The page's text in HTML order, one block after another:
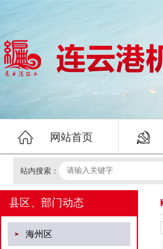
 网站首页 
站内搜索：
县区、部门动态
海州区